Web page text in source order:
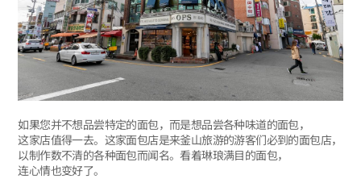
如果您并不想品尝特定的面包，而是想品尝各种味道的面包，
这家店值得一去。这家面包店是来釜山旅游的游客们必到的面包店，
以制作数不清的各种面包而闻名。看着琳琅满目的面包，
连心情也变好了。